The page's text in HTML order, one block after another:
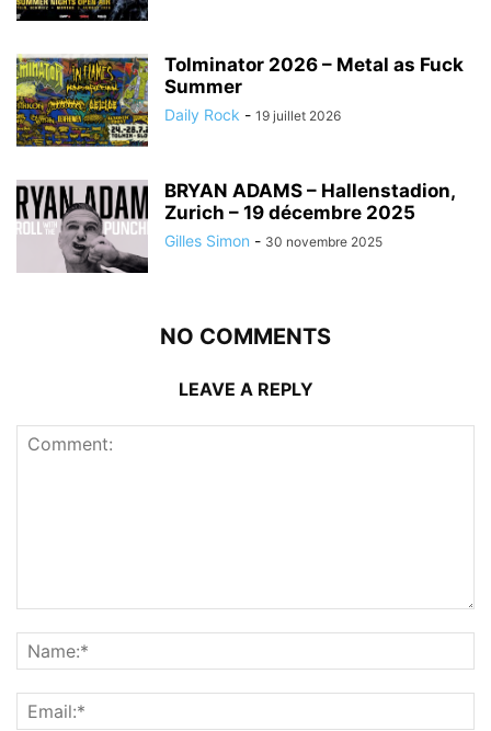
Tolminator 2026 – Metal as Fuck
Summer
Daily Rock - 19 juillet 2026
BRYAN ADAMS – Hallenstadion,
Zurich – 19 décembre 2025
Gilles Simon - 30 novembre 2025
NO COMMENTS
LEAVE A REPLY